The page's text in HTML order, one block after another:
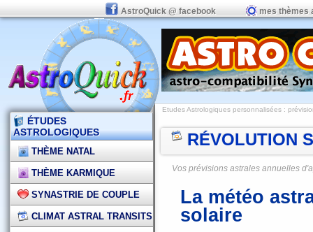
AstroQuick @ facebook mes thèmes
ÉTUDES
ASTROLOGIQUES
THÈME NATAL
THÈME KARMIQUE
SYNASTRIE DE COUPLE
CLIMAT ASTRAL TRANSITS
Etudes Astrologiques personnalisées :
RÉVOLUTION
Vos prévisions astrales annuelles
La météo
solaire